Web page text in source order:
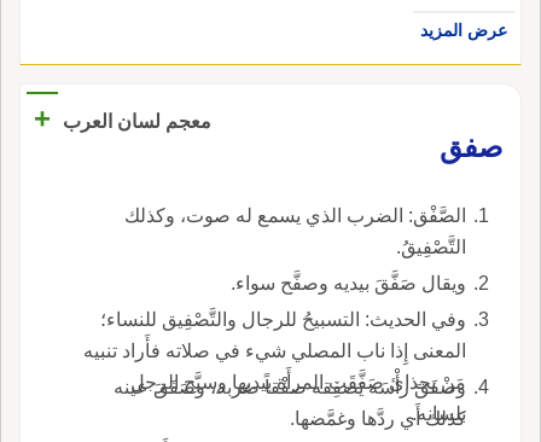
عرض المزيد
معجم لسان العرب
+
صفق
الصَّفْق: الضرب الذي يسمع له صوت، وكذلك
التَّصْفِيقُ.
ويقال صَفَّقَ بيديه وصفَّح سواء.
وفي الحديث: التسبيحُ للرجال والتَّصْفِيق للنساء؛
المعنى إِذا ناب المصلي شيء في صلاته فأَراد تنبيه
مَنْ بحذائ صَفَّقَت المرأَة بيديها وسبَّح الرجل
بلسانه.
وصفَقَ رأْسَه يَصفِقه صفْقاً ضربه، وصَفَقَ عينه
كذلك أَي ردَّها وغمَّضها.